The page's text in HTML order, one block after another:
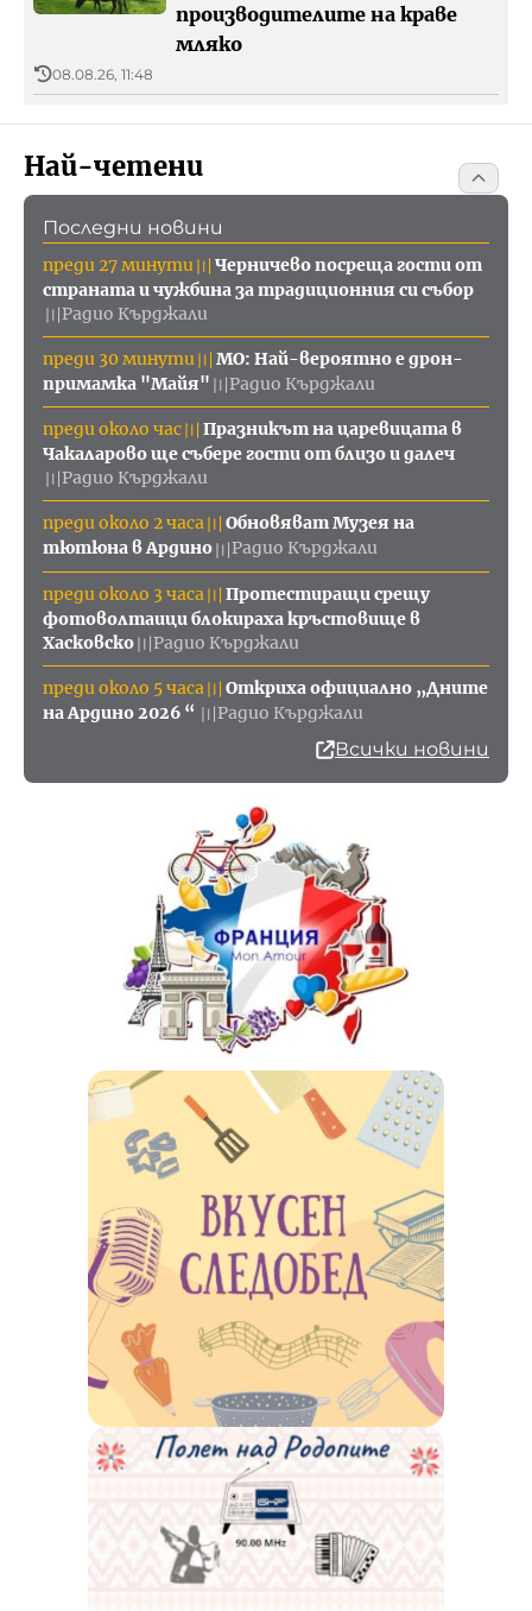
производителите на краве
мляко
08.08.26, 11:48
Най-четени
Последни новини
преди 27 минути〣 Черничево посреща гости от
страната и чужбина за традиционния си събор
〣Радио Кърджали
преди 30 минути〣 МО: Най-вероятно е дрон-
примамка "Майя" 〣Радио Кърджали
преди около час〣 Празникът на царевицата в
Чакаларово ще събере гости от близо и далеч
〣 Радио Кърджали
преди около 2 часа〣 Обновяват Музея на
тютюна в Ардино〣Радио Кърджали
преди около 3 часа 〣 Протестиращи срещу
фотоволтаици блокираха кръстовище в
Хасковско〣Радио Кърджали
преди около 5 часа〣 Откриха официално „Дните
на Ардино 2026 “ 〣Радио Кърджали
Всички новини